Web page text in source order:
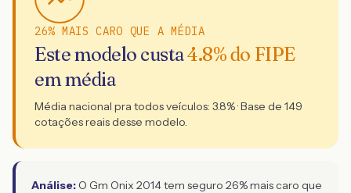
26% MAIS CARO QUE A MÉDIA
Este modelo custa4.8% do FIPE
em média
Média nacional pra todos veículos: 3.8% · Base de 149
cotações reais desse modelo.
Análise: O Gm Onix 2014 tem seguro 26% mais caro que